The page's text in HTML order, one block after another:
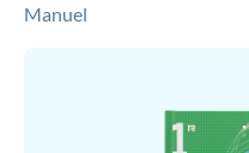
Manuel